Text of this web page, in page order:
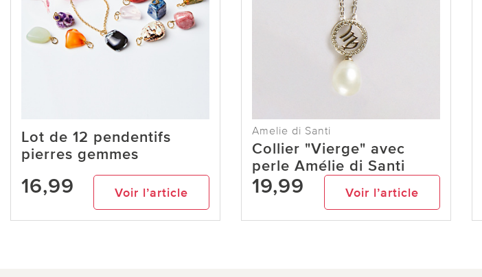
Lot de 12 pendentifs
pierres gemmes
16,99 Voir l’article
Amelie di Santi
Collier "Vierge" avec
perle Amélie di Santi
19,99 Voir l’article